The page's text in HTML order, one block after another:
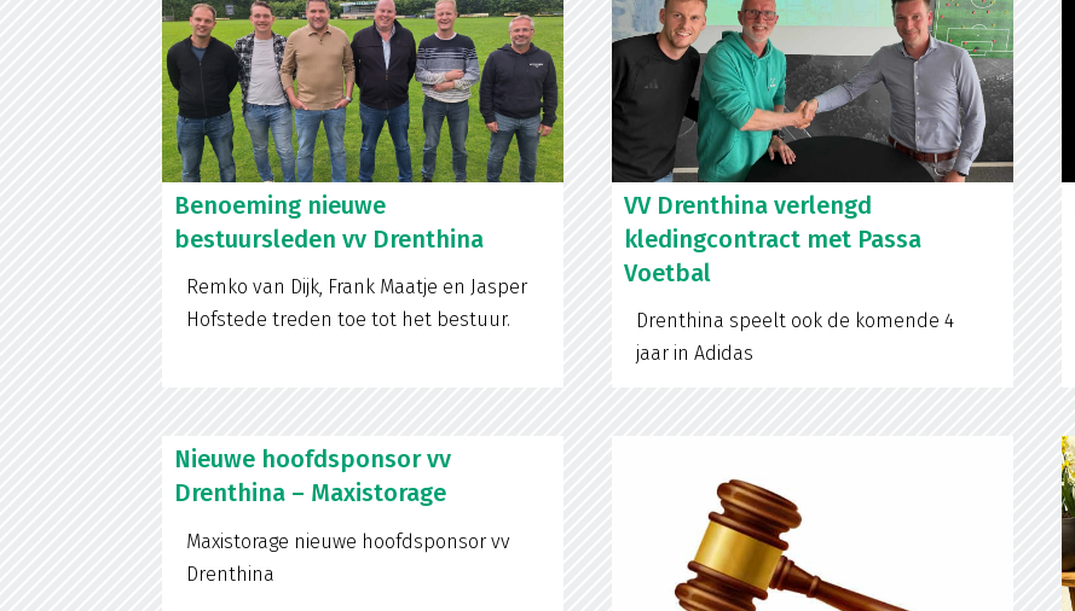
Benoeming nieuwe
bestuursleden vv Drenthina
Remko van Dijk, Frank Maatje en Jasper
Hofstede treden toe tot het bestuur.
VV Drenthina verlengd
kledingcontract met Passa
Voetbal
Drenthina speelt ook de komende 4
jaar in Adidas
Nieuwe hoofdsponsor vv
Drenthina – Maxistorage
Maxistorage nieuwe hoofdsponsor vv
Drenthina